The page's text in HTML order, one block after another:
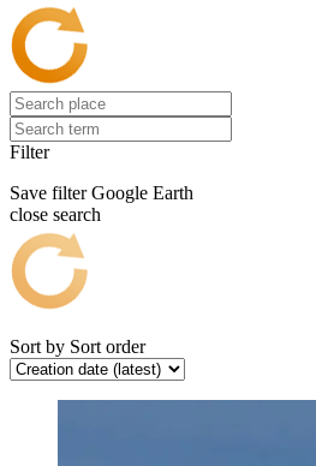
Filter
Save filter Google Earth
close search
Sort by Sort order